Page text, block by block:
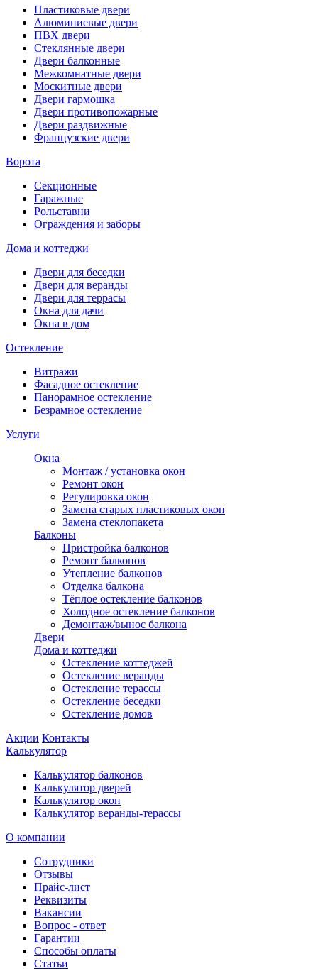
Пластиковые двери
Алюминиевые двери
ПВХ двери
Стеклянные двери
Двери балконные
Межкомнатные двери
Москитные двери
Двери гармошка
Двери противопожарные
Двери раздвижные
Французские двери
Ворота
Секционные
Гаражные
Рольставни
Ограждения и заборы
Дома и коттеджи
Двери для беседки
Двери для веранды
Двери для террасы
Окна для дачи
Окна в дом
Остекление
Витражи
Фасадное остекление
Панорамное остекление
Безрамное остекление
Услуги
Окна
Монтаж / установка окон
Ремонт окон
Регулировка окон
Замена старых пластиковых окон
Замена стеклопакета
Балконы
Пристройка балконов
Ремонт балконов
Утепление балконов
Отделка балкона
Тёплое остекление балконов
Холодное остекление балконов
Демонтаж/вынос балкона
Двери
Дома и коттеджи
Остекление коттеджей
Остекление веранды
Остекление терассы
Остекление беседки
Остекление домов
Акции Контакты
Калькулятор
Калькулятор балконов
Калькулятор дверей
Калькулятор окон
Калькулятор веранды-терассы
О компании
Сотрудники
Отзывы
Прайс-лист
Реквизиты
Вакансии
Вопрос - ответ
Гарантии
Способы оплаты
Статьи